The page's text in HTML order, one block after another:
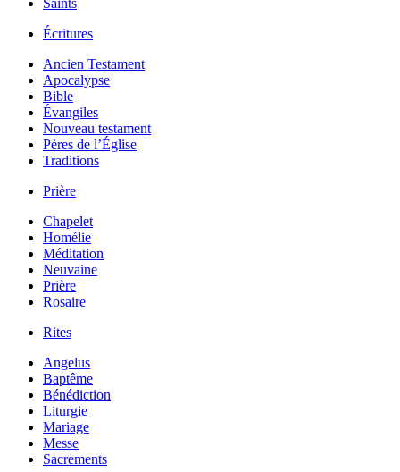
Saints
Écritures
Ancien Testament
Apocalypse
Bible
Évangiles
Nouveau testament
Pères de l’Église
Traditions
Prière
Chapelet
Homélie
Méditation
Neuvaine
Prière
Rosaire
Rites
Angelus
Baptême
Bénédiction
Liturgie
Mariage
Messe
Sacrements